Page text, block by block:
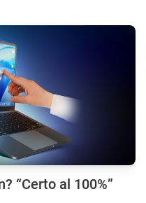
“Certo al 100%”